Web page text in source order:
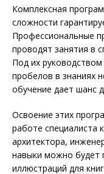
Комплексная
сложности
Профессиональные
проводят занятия в
Под их
пробелов в знаниях
обучение дает шанс
Освоение этих
работе специалиста
архитектора,
навыки можно будет
иллюстраций для